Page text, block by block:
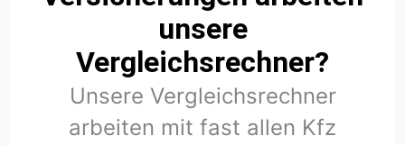
unsere
Vergleichsrechner?
Unsere Vergleichsrechner
arbeiten mit fast allen Kfz